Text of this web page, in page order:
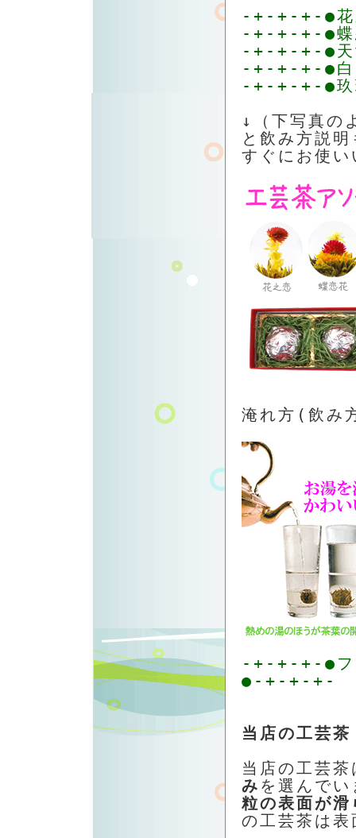
-+-+-+-●花
-+-+-+-●
-+-+-+-●天
-+-+-+-●白
-+-+-+-●玖
↓（下写真の
と飲み方説
すぐにお使
淹れ方(飲み
-+-+-+-●フ
●-+-+-+-
当店の工芸
当店の工芸茶
み を選んで
粒の表面が
の工芸茶は